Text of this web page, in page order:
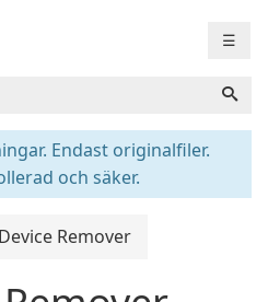
☰
Endast originalfiler.
och säker.
Device Remover